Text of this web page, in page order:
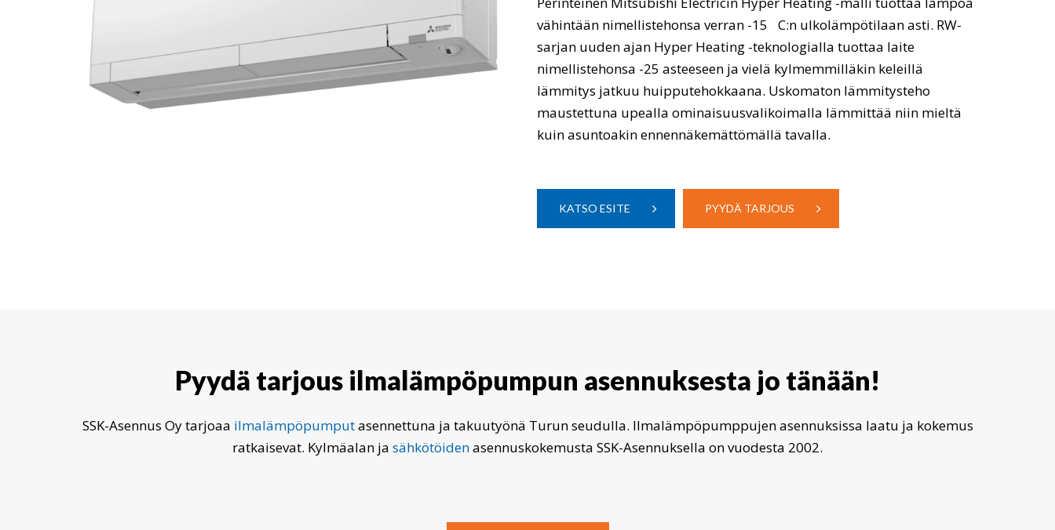
vähintään nimellistehonsa verran -15 C:n ulkolämpötilaan asti. RW-
sarjan uuden ajan Hyper Heating -teknologialla tuottaa laite
nimellistehonsa -25 asteeseen ja vielä kylmemmilläkin keleillä
lämmitys jatkuu huipputehokkaana. Uskomaton lämmitysteho
maustettuna upealla ominaisuusvalikoimalla lämmittää niin mieltä
kuin asuntoakin ennennäkemättömällä tavalla.
KATSO ESITE PYYDÄ TARJOUS
Pyydä tarjous ilmalämpöpumpun asennuksesta jo tänään!
SSK-Asennus Oy tarjoaa ilmalämpöpumputasennettuna ja takuutyönä Turun seudulla. Ilmalämpöpumppujen asennuksissa laatu ja kokemus
ratkaisevat. Kylmäalan ja sähkötöidenasennuskokemusta SSK-Asennuksella on vuodesta 2002.